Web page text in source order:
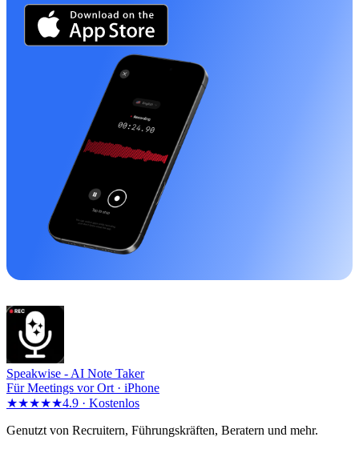
Speakwise - AI Note Taker
Für Meetings vor Ort · iPhone
★★★★★4.9 · Kostenlos
Genutzt von Recruitern, Führungskräften, Beratern und mehr.